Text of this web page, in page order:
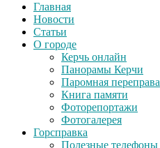
Главная
Новости
Статьи
О городе
Керчь онлайн
Панорамы Керчи
Паромная переправа
Книга памяти
Фоторепортажи
Фотогалерея
Горсправка
Полезные телефоны